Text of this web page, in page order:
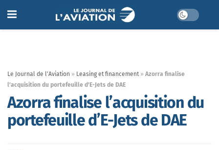
Le Journal de l'Aviation » Leasing et financement » Azorra finalise
l’acquisition du portefeuille d’E-Jets de DAE
Azorra finalise l’acquisition du
portefeuille d’E-Jets de DAE